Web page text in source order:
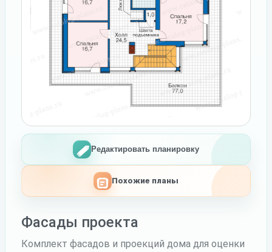
Редактировать планировку
Похожие планы
Фасады проекта
Комплект фасадов и проекций дома для оценки